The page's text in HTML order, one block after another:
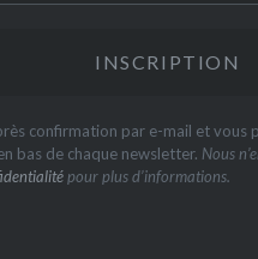
confirmation par e-mail et vous
bas de chaque newsletter. Nous
pour plus d’informations.